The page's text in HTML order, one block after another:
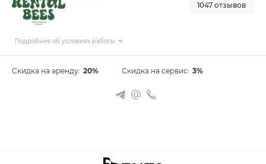
Подробнее об условиях работы
1047 отзывов
Скидка на аренду: 20% Скидка на сервис: 3%